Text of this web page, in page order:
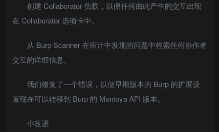
创建 Collaborator 负载，以便任何由此产生的交互出现
在 Collaborator 选项卡中。
从 Burp Scanner 在审计中发现的问题中检索任何协作者
交互的详细信息。
我们修复了一个错误，以便早期版本的 Burp 的扩展设
置现在可以转移到 Burp 的 Montoya API 版本。
小改进